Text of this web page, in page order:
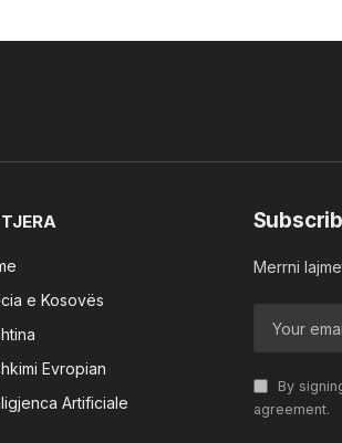
e Kosovës
Evropian
Artificiale
Merrni
By
agreement.